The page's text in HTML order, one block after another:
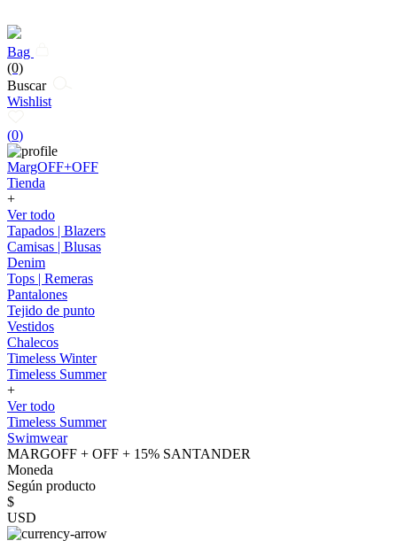
Bag
(0)
Buscar
Wishlist
(0)
MargOFF+OFF
Tienda
+
Ver todo
Tapados | Blazers
Camisas | Blusas
Denim
Tops | Remeras
Pantalones
Tejido de punto
Vestidos
Chalecos
Timeless Winter
Timeless Summer
+
Ver todo
Timeless Summer
Swimwear
MARGOFF + OFF + 15% SANTANDER
Moneda
Según producto
$
USD